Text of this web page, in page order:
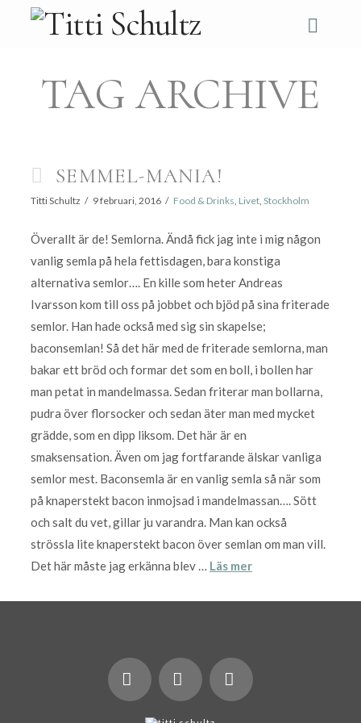
TAG ARCHIVE
SEMMEL-MANIA!
Titti Schultz 9 februari, 2016 Food & Drinks, Livet, Stockholm
Överallt är de! Semlorna. Ändå fick jag inte i mig någon
vanlig semla på hela fettisdagen, bara konstiga
alternativa semlor…. En kille som heter Andreas
Ivarsson kom till oss på jobbet och bjöd på sina friterade
semlor. Han hade också med sig sin skapelse;
baconsemlan! Så det här med de friterade semlorna, man
bakar ett bröd och formar det som en boll, i bollen har
man petat in mandelmassa. Sedan friterar man bollarna,
pudra över florsocker och sedan äter man med mycket
grädde, som en dipp liksom. Det här är en
smaksensation. Även om jag fortfarande älskar vanliga
semlor mest. Baconsemla är en vanlig semla så när som
på knaperstekt bacon inmojsad i mandelmassan…. Sött
och salt du vet, gillar ju varandra. Man kan också
strössla lite knaperstekt bacon över semlan om man vill.
Det här måste jag erkänna blev … Läs mer